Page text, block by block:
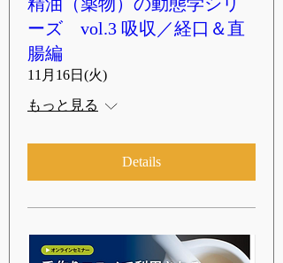
ーズ vol.3 吸収／経口＆直
腸編
11月16日(火)
もっと見る
Details